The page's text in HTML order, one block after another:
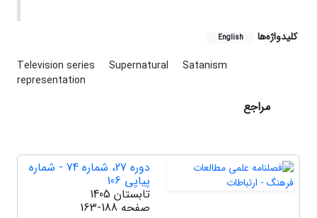
کلیدواژه‌ها English
Television series Supernatural
Satanism
representation
مراجع
دوره 27، شماره 74 - شماره
پیاپی 106
تابستان 1405
صفحه 163-188